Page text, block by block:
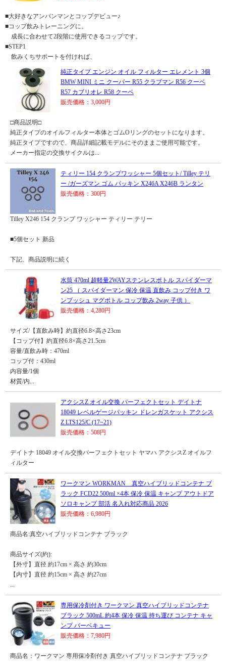
■大好きなアンパンマンとコップデビュー♪
■コップ飲みトレーニングに。
成長に合わせて2段階に使用できるコップです。
■STEP1
飲みくちサポートを付ければ、
純正タイプ エンジン オイル フィルター エレメント 3個
BMW MINI ミニ クーパー R55 クラブマン R56 クーペ
R57 カブリオレ R58 クーペ
販売価格：3,000円
□商品説明□
純正タイプのオイルフィルター本体とゴムOリングのセットになります。
純正タイプですので、商品詳細記載モデルにそのままご使用可能です。
メーカー指定の交換サイクルは...
ティリー 154 クランプワッシャー 5個セット/ Tilley テリ
ー /ガーズマン ゴム パッキン X246A X246B ランタン
販売価格：300円
Tilley X246 154 クランプ ワッシャー ティリー テリー
■5個セット 新品
下記、商品説明に続く
水筒 470ml 超軽量2WAYステンレスボトル スパイダーマ
ン25 （ スパイダーマン 保冷 保温 直飲み コップ付き ワ
ンプッシュ マグボトル コップ飲み 2way 子供 ）
販売価格：4,280円
サイズ/【直飲み時】約直径6.8×高さ23cm
【コップ付】約直径6.8×高さ21.5cm
容量/直飲み時：470ml
コップ付：430ml
内容量/1個
材質/内...
アクシスZ オイル交換 パーフェクトセット デイトナ
18049 レベルゲージパッキン ドレンガスケット アクシス
Z LTS125/C (17~21)
販売価格：508円
デイトナ 18049 オイル交換パーフェクトセット ヤマハ アクシスZ オイルフ
ィルター
ワークマン WORKMAN 真空ハイブリッドコンテナ ブ
ラック FCD22 500ml ×4本 保冷 保温 キャンプ アウトドア
ソロキャンプ 部活 名入れ対応商品 2026
販売価格：6,980円
商品名:真空ハイブリッドコンテナ ブラック
商品サイズ(約):
【外寸】直径 約17cm × 高さ 約30cm
【内寸】直径 約15cm × 高さ 約27cm
...
専用保冷剤付き ワークマン 真空ハイブリッドコンテナ
ブラック 500mL 約4本 保冷 保温 持ち運び コンテナ キャ
ンプ バーベキュー
販売価格：7,980円
商品名：ワークマン 専用保冷剤付き 真空ハイブリッドコンテナ ブラック